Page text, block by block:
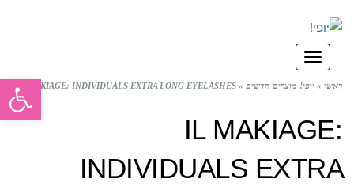
תפריט
ראשי » יופי! מוצרים חדשים »
IL MAKIAGE: INDIVIDUALS EXTRA LONG EYELASHES
IL MAKIAGE:
INDIVIDUALS EXTRA
פתח